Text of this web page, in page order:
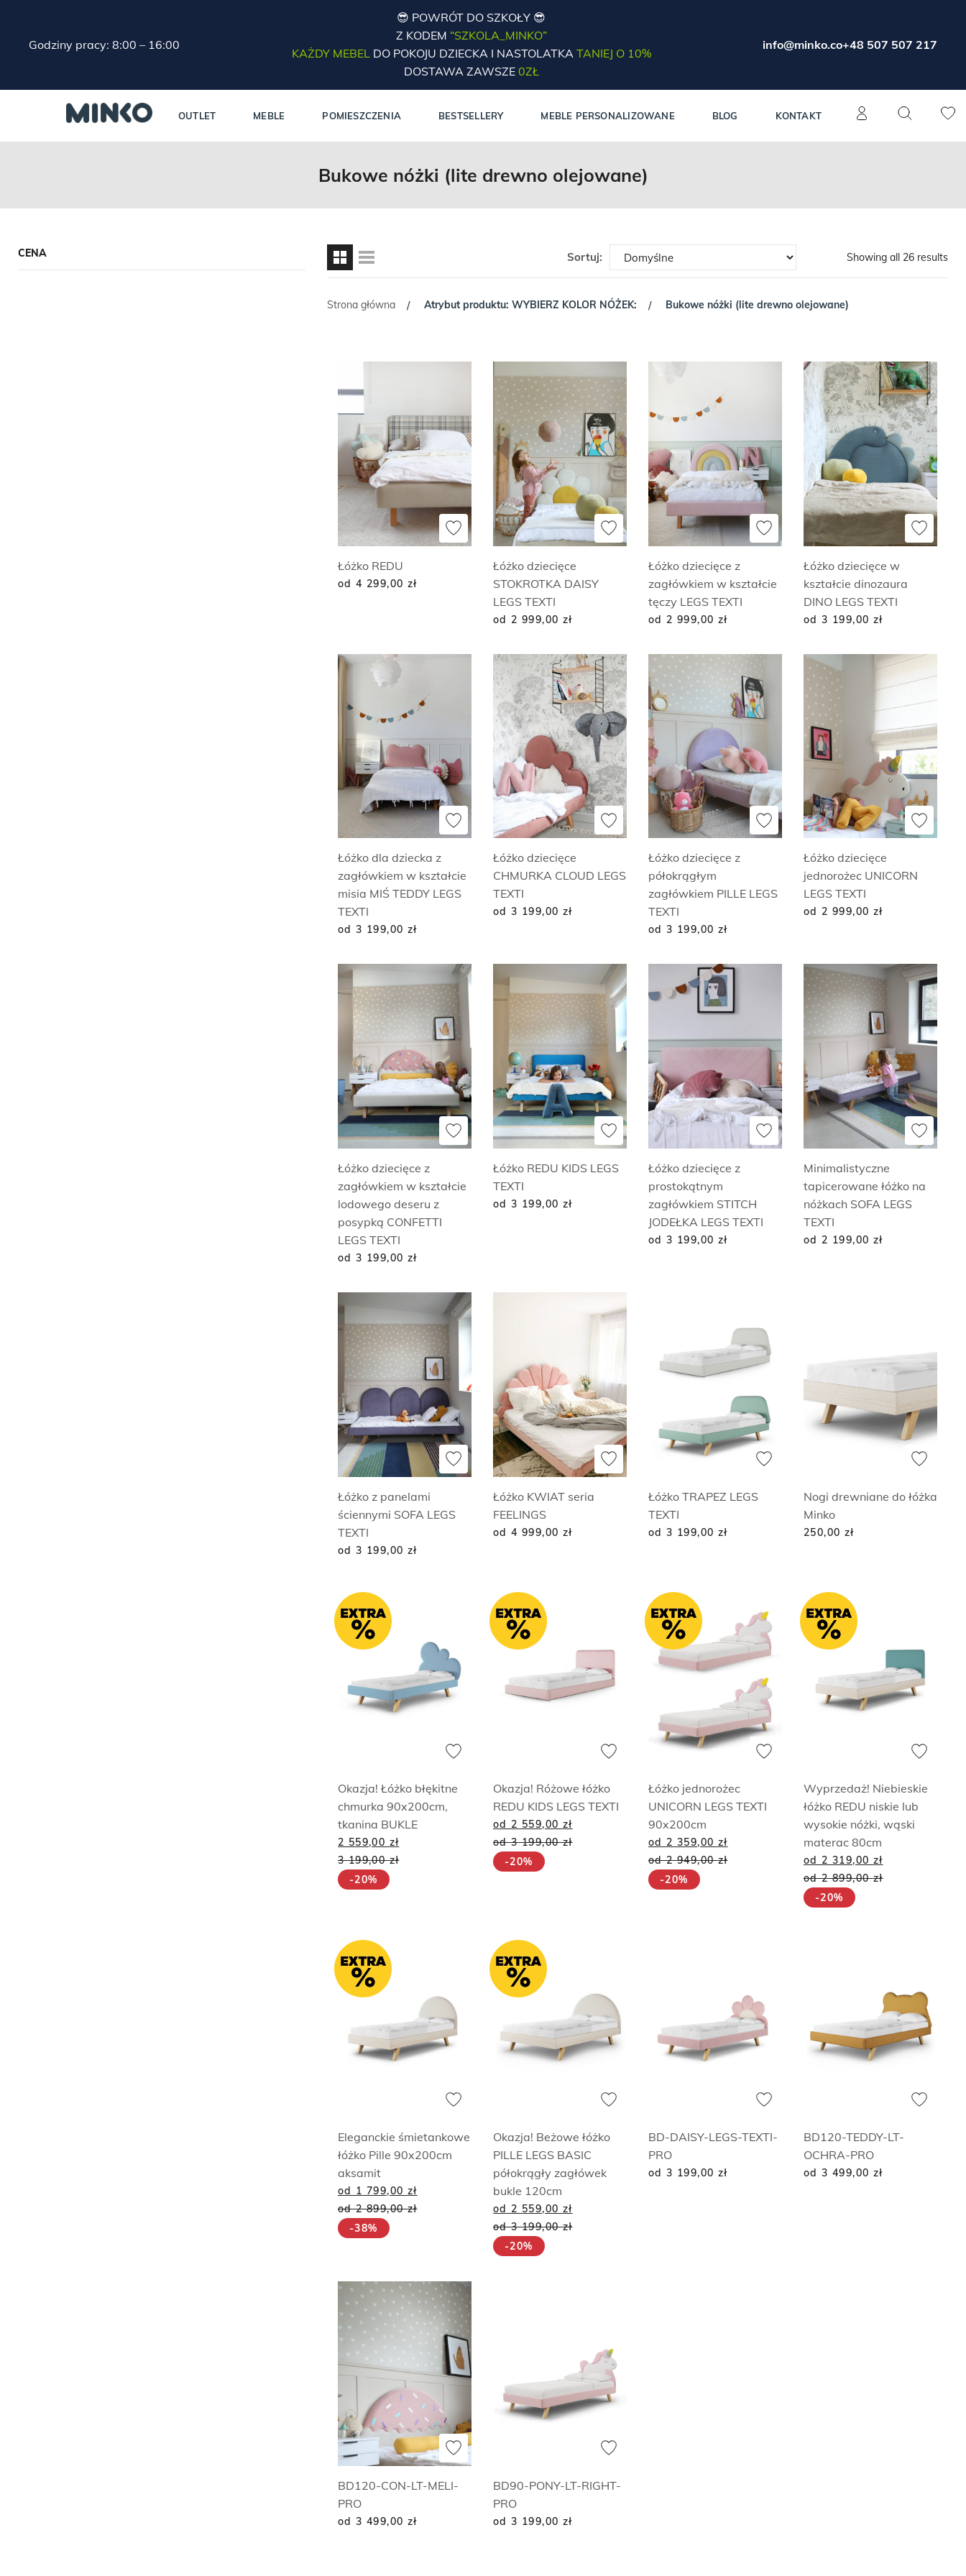
Godziny pracy: 8:00 – 16:00
😎 POWRÓT DO SZKOŁY 😎
Z KODEM “SZKOLA_MINKO”
KAŻDY MEBELDO POKOJU DZIECKA I NASTOLATKATANIEJ O 10%
DOSTAWA ZAWSZE 0ZŁ
info@minko.co+48 507 507 217
OUTLET MEBLE POMIESZCZENIA BESTSELLERY MEBLE PERSONALIZOWANE BLOG KONTAKT
Bukowe nóżki (lite drewno olejowane)
CENA Sortuj: Showing all 26 results
Strona główna / Atrybut produktu: WYBIERZ KOLOR NÓŻEK: / Bukowe nóżki (lite drewno olejowane)
Łóżko REDU
od 4 299,00 zł
Łóżko dziecięce
STOKROTKA DAISY
LEGS TEXTI
od 2 999,00 zł
Łóżko dziecięce z
zagłówkiem w kształcie
tęczy LEGS TEXTI
od 2 999,00 zł
Łóżko dziecięce w
kształcie dinozaura
DINO LEGS TEXTI
od 3 199,00 zł
Łóżko dla dziecka z
zagłówkiem w kształcie
misia MIŚ TEDDY LEGS
TEXTI
od 3 199,00 zł
Łóżko dziecięce
CHMURKA CLOUD LEGS
TEXTI
od 3 199,00 zł
Łóżko dziecięce z
półokrągłym
zagłówkiem PILLE LEGS
TEXTI
od 3 199,00 zł
Łóżko dziecięce
jednorożec UNICORN
LEGS TEXTI
od 2 999,00 zł
Łóżko dziecięce z
zagłówkiem w kształcie
lodowego deseru z
posypką CONFETTI
LEGS TEXTI
od 3 199,00 zł
Łóżko REDU KIDS LEGS
TEXTI
od 3 199,00 zł
Łóżko dziecięce z
prostokątnym
zagłówkiem STITCH
JODEŁKA LEGS TEXTI
od 3 199,00 zł
Minimalistyczne
tapicerowane łóżko na
nóżkach SOFA LEGS
TEXTI
od 2 199,00 zł
Łóżko z panelami
ściennymi SOFA LEGS
TEXTI
od 3 199,00 zł
Łóżko KWIAT seria
FEELINGS
od 4 999,00 zł
Łóżko TRAPEZ LEGS
TEXTI
od 3 199,00 zł
Nogi drewniane do łóżka
Minko
250,00 zł
Okazja! Łóżko błękitne
chmurka 90x200cm,
tkanina BUKLE
2 559,00 zł
3 199,00zł
-20%
Okazja! Różowe łóżko
REDU KIDS LEGS TEXTI
od 2 559,00 zł
od 3 199,00zł
-20%
Łóżko jednorożec
UNICORN LEGS TEXTI
90x200cm
od 2 359,00 zł
od 2 949,00zł
-20%
Wyprzedaż! Niebieskie
łóżko REDU niskie lub
wysokie nóżki, wąski
materac 80cm
od 2 319,00 zł
od 2 899,00zł
-20%
Eleganckie śmietankowe
łóżko Pille 90x200cm
aksamit
od 1 799,00 zł
od 2 899,00zł
-38%
Okazja! Beżowe łóżko
PILLE LEGS BASIC
półokrągły zagłówek
bukle 120cm
od 2 559,00 zł
od 3 199,00zł
-20%
BD-DAISY-LEGS-TEXTI-
PRO
od 3 199,00 zł
BD120-TEDDY-LT-
OCHRA-PRO
od 3 499,00 zł
BD120-CON-LT-MELI-
PRO
od 3 499,00 zł
BD90-PONY-LT-RIGHT-
PRO
od 3 199,00 zł